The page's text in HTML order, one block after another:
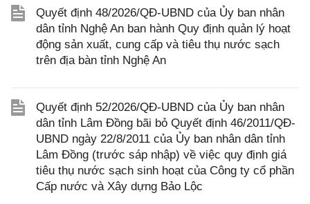
Quyết định 48/2026/QĐ-UBND của Ủy ban nhân
dân tỉnh Nghệ An ban hành Quy định quản lý hoạt
động sản xuất, cung cấp và tiêu thụ nước sạch
trên địa bàn tỉnh Nghệ An
Quyết định 52/2026/QĐ-UBND của Ủy ban nhân
dân tỉnh Lâm Đồng bãi bỏ Quyết định 46/2011/QĐ-
UBND ngày 22/8/2011 của Ủy ban nhân dân tỉnh
Lâm Đồng (trước sáp nhập) về việc quy định giá
tiêu thụ nước sạch sinh hoạt của Công ty cổ phần
Cấp nước và Xây dựng Bảo Lộc